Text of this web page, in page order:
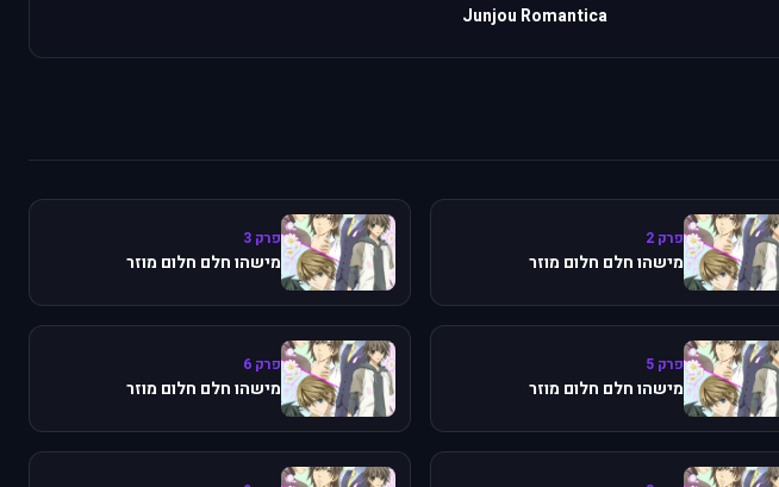
Junjou Romantica
פרק 2
מישהו חלם חלום מוזר
פרק 3
מישהו חלם חלום מוזר
פרק 5
מישהו חלם חלום מוזר
פרק 6
מישהו חלם חלום מוזר